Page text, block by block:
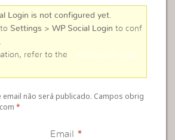
Login is not configured yet.
Settings > WP Social Login to conf
refer to the
online user guid
email não será publicado. Campos obrig
*
Email *